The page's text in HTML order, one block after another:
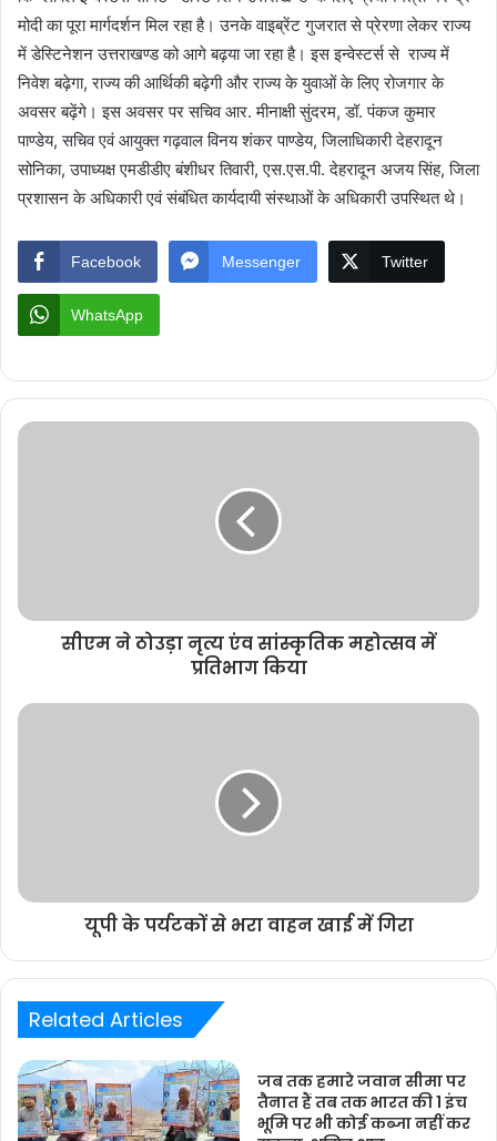
मोदी का पूरा मार्गदर्शन मिल रहा है। उनके वाइब्रेंट गुजरात से प्रेरणा लेकर राज्य
में डेस्टिनेशन उत्तराखण्ड को आगे बढ़या जा रहा है। इस इन्वेस्टर्स से राज्य में
निवेश बढ़ेगा, राज्य की आर्थिकी बढ़ेगी और राज्य के युवाओं के लिए रोजगार के
अवसर बढ़ेंगे। इस अवसर पर सचिव आर. मीनाक्षी सुंदरम, डॉ. पंकज कुमार
पाण्डेय, सचिव एवं आयुक्त गढ़वाल विनय शंकर पाण्डेय, जिलाधिकारी देहरादून
सोनिका, उपाध्यक्ष एमडीडीए बंशीधर तिवारी, एस.एस.पी. देहरादून अजय सिंह, जिला
प्रशासन के अधिकारी एवं संबंधित कार्यदायी संस्थाओं के अधिकारी उपस्थित थे।
Facebook Messenger Twitter
WhatsApp
सीएम ने ठोउड़ा नृत्य एंव सांस्कृतिक महोत्सव में
प्रतिभाग किया
यूपी के पर्यटकों से भरा वाहन खाई में गिरा
Related Articles
जब तक हमारे जवान सीमा पर
तैनात हैं तब तक भारत की 1 इंच
भूमि पर भी कोई कब्जा नहीं कर